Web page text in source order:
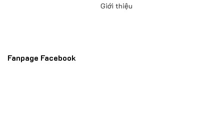
Giới thiệu
Fanpage Facebook